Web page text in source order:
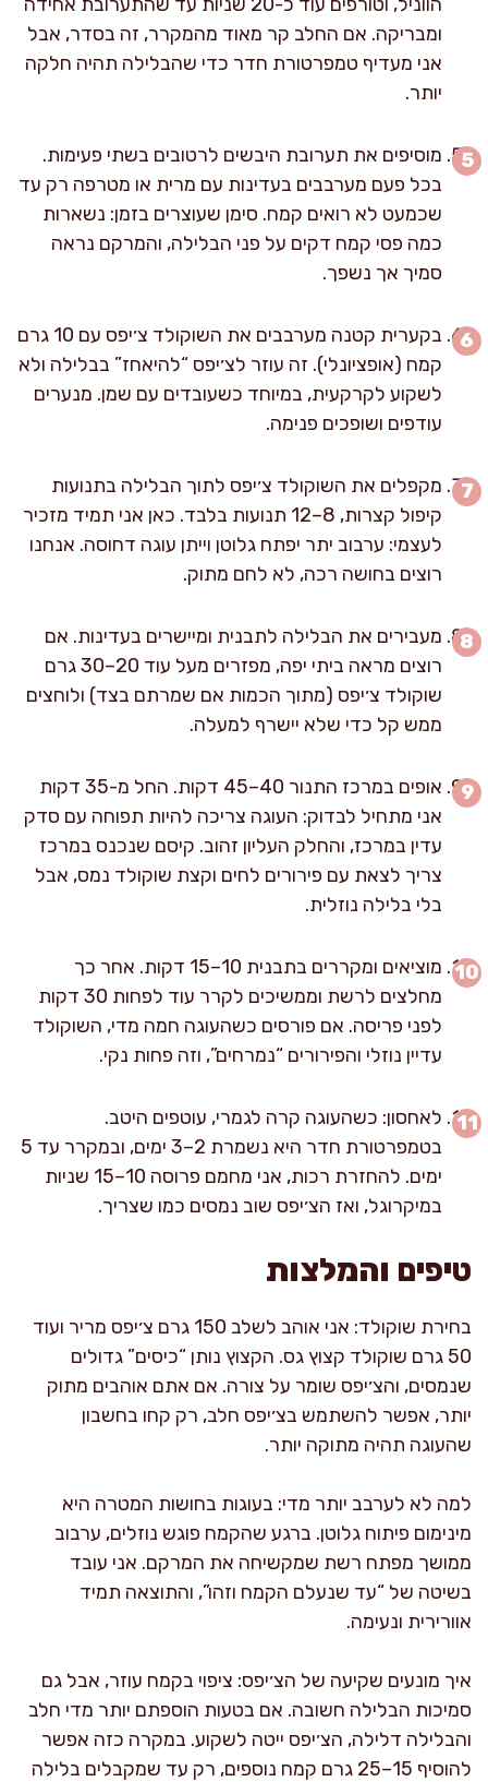
ומבריקה. אם החלב קר מאוד מהמקרר, זה בסדר, אבל
אני מעדיף טמפרטורת חדר כדי שהבלילה תהיה חלקה
יותר.
מוסיפים את תערובת היבשים לרטובים בשתי פעימות.
בכל פעם מערבבים בעדינות עם מרית או מטרפה רק עד
שכמעט לא רואים קמח. סימן שעוצרים בזמן: נשארות
כמה פסי קמח דקים על פני הבלילה, והמרקם נראה
סמיך אך נשפך.
בקערית קטנה מערבבים את השוקולד צ׳יפס עם 10 גרם
קמח (אופציונלי). זה עוזר לצ׳יפס “להיאחז” בבלילה ולא
לשקוע לקרקעית, במיוחד כשעובדים עם שמן. מנערים
עודפים ושופכים פנימה.
מקפלים את השוקולד צ׳יפס לתוך הבלילה בתנועות
קיפול קצרות, 8–12 תנועות בלבד. כאן אני תמיד מזכיר
לעצמי: ערבוב יתר יפתח גלוטן וייתן עוגה דחוסה. אנחנו
רוצים בחושה רכה, לא לחם מתוק.
מעבירים את הבלילה לתבנית ומיישרים בעדינות. אם
רוצים מראה ביתי יפה, מפזרים מעל עוד 20–30 גרם
שוקולד צ׳יפס (מתוך הכמות אם שמרתם בצד) ולוחצים
ממש קל כדי שלא יישרף למעלה.
אופים במרכז התנור 40–45 דקות. החל מ-35 דקות
אני מתחיל לבדוק: העוגה צריכה להיות תפוחה עם סדק
עדין במרכז, והחלק העליון זהוב. קיסם שנכנס במרכז
צריך לצאת עם פירורים לחים וקצת שוקולד נמס, אבל
בלי בלילה נוזלית.
מוציאים ומקררים בתבנית 10–15 דקות. אחר כך
מחלצים לרשת וממשיכים לקרר עוד לפחות 30 דקות
לפני פריסה. אם פורסים כשהעוגה חמה מדי, השוקולד
עדיין נוזלי והפירורים “נמרחים”, וזה פחות נקי.
לאחסון: כשהעוגה קרה לגמרי, עוטפים היטב.
בטמפרטורת חדר היא נשמרת 2–3 ימים, ובמקרר עד 5
ימים. להחזרת רכות, אני מחמם פרוסה 10–15 שניות
במיקרוגל, ואז הצ׳יפס שוב נמסים כמו שצריך.
טיפים והמלצות
בחירת שוקולד: אני אוהב לשלב 150 גרם צ׳יפס מריר ועוד
50 גרם שוקולד קצוץ גס. הקצוץ נותן “כיסים” גדולים
שנמסים, והצ׳יפס שומר על צורה. אם אתם אוהבים מתוק
יותר, אפשר להשתמש בצ׳יפס חלב, רק קחו בחשבון
שהעוגה תהיה מתוקה יותר.
למה לא לערבב יותר מדי: בעוגות בחושות המטרה היא
מינימום פיתוח גלוטן. ברגע שהקמח פוגש נוזלים, ערבוב
ממושך מפתח רשת שמקשיחה את המרקם. אני עובד
בשיטה של “עד שנעלם הקמח וזהו”, והתוצאה תמיד
אוורירית ונעימה.
איך מונעים שקיעה של הצ׳יפס: ציפוי בקמח עוזר, אבל גם
סמיכות הבלילה חשובה. אם בטעות הוספתם יותר מדי חלב
והבלילה דלילה, הצ׳יפס ייטה לשקוע. במקרה כזה אפשר
להוסיף 15–25 גרם קמח נוספים, רק עד שמקבלים בלילה